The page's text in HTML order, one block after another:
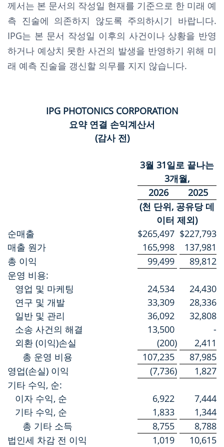
께서는 본 문서의 작성일 현재를 기준으로 한 미래 예
측 진술에 의존하지 않도록 주의하시기 바랍니다.
IPG는 본 문서 작성일 이후의 사건이나 상황을 반영
하거나 예상치 못한 사건의 발생을 반영하기 위해 미
래 예측 진술을 갱신할 의무를 지지 않습니다.
IPG PHOTONICS CORPORATION
요약 연결 손익계산서
(감사 전)
3월 31일로 끝나는
3개월,
2026
2025
(천 단위, 공유당 데
이터 제외)
순매출
$265,497 $227,793
매출 원가
165,998
137,981
총 이익
99,499
89,812
운영 비용:
영업 및 마케팅
24,534
24,430
연구 및 개발
33,309
28,336
일반 및 관리
36,092
32,808
소송 사건의 해결
13,500
-
외환 (이익)손실
(200)
2,411
총 운영 비용
107,235
87,985
영업(손실) 이익
(7,736)
1,827
기타 수익, 순:
이자 수익, 순
6,922
7,444
기타 수익, 순
1,833
1,344
총 기타 소득
8,755
8,788
법인세 차감 전 이익
1,019
10,615